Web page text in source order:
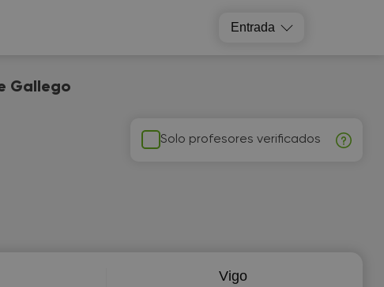
Entrada
Gallego
Solo profesores verificados
Vigo